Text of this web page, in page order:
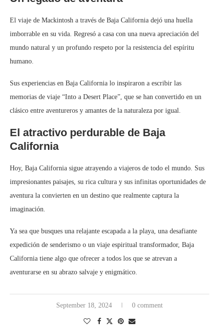
El viaje de Mackintosh a través de Baja California dejó una huella
imborrable en su vida. Regresó a casa con una nueva apreciación del
mundo natural y un profundo respeto por la resistencia del espíritu
humano.
Sus experiencias en Baja California lo inspiraron a escribir las
memorias de viaje “Into a Desert Place”, que se han convertido en un
clásico entre aventureros y amantes de la naturaleza por igual.
El atractivo perdurable de Baja
California
Hoy, Baja California sigue atrayendo a viajeros de todo el mundo. Sus
impresionantes paisajes, su rica cultura y sus infinitas oportunidades de
aventura la convierten en un destino que realmente captura la
imaginación.
Ya sea que busques una relajante escapada a la playa, una desafiante
expedición de senderismo o un viaje espiritual transformador, Baja
California tiene algo que ofrecer a todos los que se atrevan a
aventurarse en su abrazo salvaje y enigmático.
September 18, 2024 0 comment